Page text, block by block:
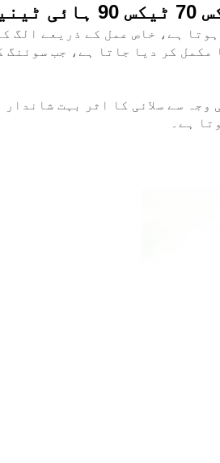
ہے، خاص عمل کے ذریعے الگ
کر دیا جاتا ہے، جب
سے سلائی کا اثر بہت
ہے۔